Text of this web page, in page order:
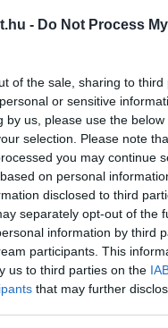
- Do Not Process
of the sale, sharing to third
or sensitive
by us, please use the below
selection. Please note
you may continue
on personal
disclosed to third
separately opt-out of the
information by third
participants. This
us to third parties on the
that may further
megtekintése az